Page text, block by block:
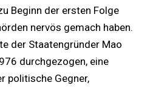
Beginn der ersten Folge
nervös gemach haben.
der Staatengründer Mao
durchgezogen, eine
politische Gegner,